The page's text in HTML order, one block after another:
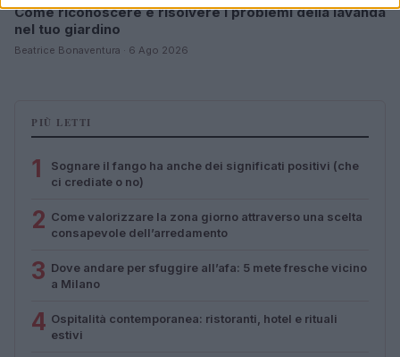
Come riconoscere e risolvere i problemi della lavanda
nel tuo giardino
Beatrice Bonaventura · 6 Ago 2026
PIÙ LETTI
1
Sognare il fango ha anche dei significati positivi (che
ci crediate o no)
2 Come valorizzare la zona giorno attraverso una scelta
consapevole dell’arredamento
3 Dove andare per sfuggire all’afa: 5 mete fresche vicino
a Milano
4 Ospitalità contemporanea: ristoranti, hotel e rituali
estivi